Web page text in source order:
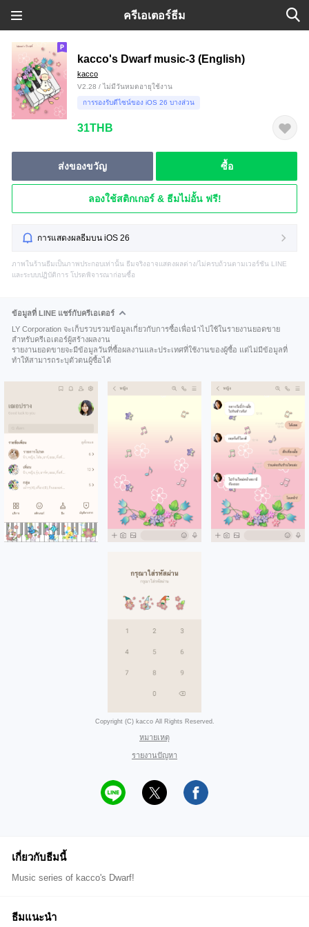
ครีเอเตอร์ธีม
kacco's Dwarf music-3 (English)
kacco
V2.28 / ไม่มีวันหมดอายุใช้งาน
การรองรับดีไซน์ของ iOS 26 บางส่วน
31THB
ส่งของขวัญ ซื้อ
ลองใช้สติกเกอร์ & ธีมไม่อั้น ฟรี!
การแสดงผลธีมบน iOS 26
ภาพในร้านธีมเป็นภาพประกอบเท่านั้น ธีมจริงอาจแสดงผลต่าง/ไม่ครบถ้วนตามเวอร์ชัน LINE
และระบบปฏิบัติการ โปรดพิจารณาก่อนซื้อ
ข้อมูลที่ LINE แชร์กับครีเอเตอร์
LY Corporation จะเก็บรวบรวมข้อมูลเกี่ยวกับการซื้อเพื่อนำไปใช้ในรายงานยอดขาย
สำหรับครีเอเตอร์ผู้สร้างผลงาน
รายงานยอดขายจะมีข้อมูลวันที่ซื้อผลงานและประเทศที่ใช้งานของผู้ซื้อ แต่ไม่มีข้อมูลที่
ทำให้สามารถระบุตัวตนผู้ซื้อได้
Copyright (C) kacco All Rights Reserved.
หมายเหตุ
รายงานปัญหา
เกี่ยวกับธีมนี้
Music series of kacco's Dwarf!
ธีมแนะนำ